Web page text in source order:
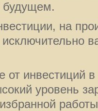
будущем.
на
исключительно
от инвестиций
уровень